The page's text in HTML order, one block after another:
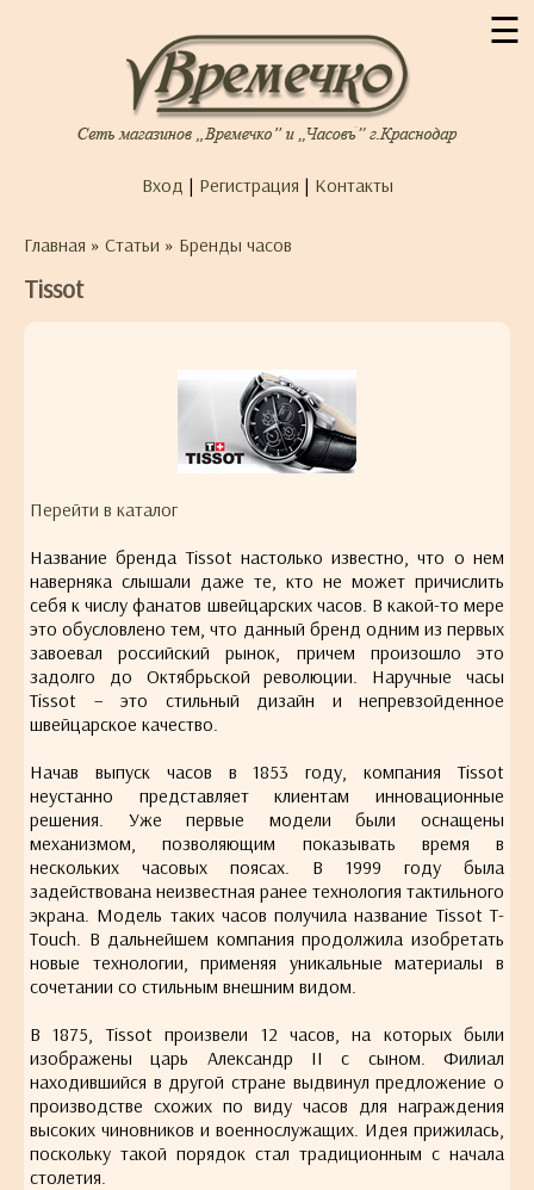
☰
Вход | Регистрация | Контакты
Главная » Статьи » Бренды часов
Tissot
Перейти в каталог
Название бренда Tissot настолько известно, что о нем
наверняка слышали даже те, кто не может причислить
себя к числу фанатов швейцарских часов. В какой-то мере
это обусловлено тем, что данный бренд одним из первых
завоевал российский рынок, причем произошло это
задолго до Октябрьской революции. Наручные часы
Tissot – это стильный дизайн и непревзойденное
швейцарское качество.
Начав выпуск часов в 1853 году, компания Tissot
неустанно представляет клиентам инновационные
решения. Уже первые модели были оснащены
механизмом, позволяющим показывать время в
нескольких часовых поясах. В 1999 году была
задействована неизвестная ранее технология тактильного
экрана. Модель таких часов получила название Tissot T-
Touch. В дальнейшем компания продолжила изобретать
новые технологии, применяя уникальные материалы в
сочетании со стильным внешним видом.
В 1875, Tissot произвели 12 часов, на которых были
изображены царь Александр II с сыном. Филиал
находившийся в другой стране выдвинул предложение о
производстве схожих по виду часов для награждения
высоких чиновников и военнослужащих. Идея прижилась,
поскольку такой порядок стал традиционным с начала
столетия.